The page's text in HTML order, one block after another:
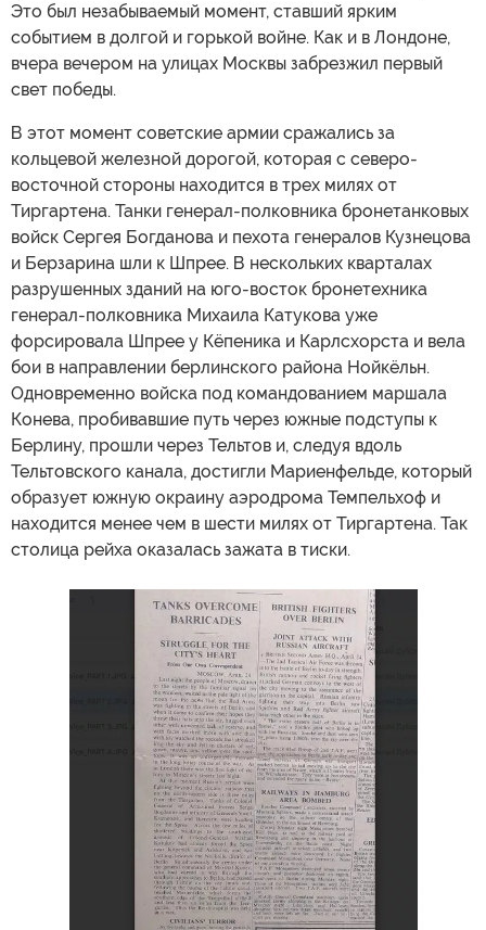
Это был незабываемый момент, ставший ярким
событием в долгой и горькой войне. Как и в Лондоне,
вчера вечером на улицах Москвы забрезжил первый
свет победы.
В этот момент советские армии сражались за
кольцевой железной дорогой, которая с северо-
восточной стороны находится в трех милях от
Тиргартена. Танки генерал-полковника бронетанковых
войск Сергея Богданова и пехота генералов Кузнецова
и Берзарина шли к Шпрее. В нескольких кварталах
разрушенных зданий на юго-восток бронетехника
генерал-полковника Михаила Катукова уже
форсировала Шпрее у Кёпеника и Карлсхорста и вела
бои в направлении берлинского района Нойкёльн.
Одновременно войска под командованием маршала
Конева, пробивавшие путь через южные подступы к
Берлину, прошли через Тельтов и, следуя вдоль
Тельтовского канала, достигли Мариенфельде, который
образует южную окраину аэродрома Темпельхоф и
находится менее чем в шести милях от Тиргартена. Так
столица рейха оказалась зажата в тиски.